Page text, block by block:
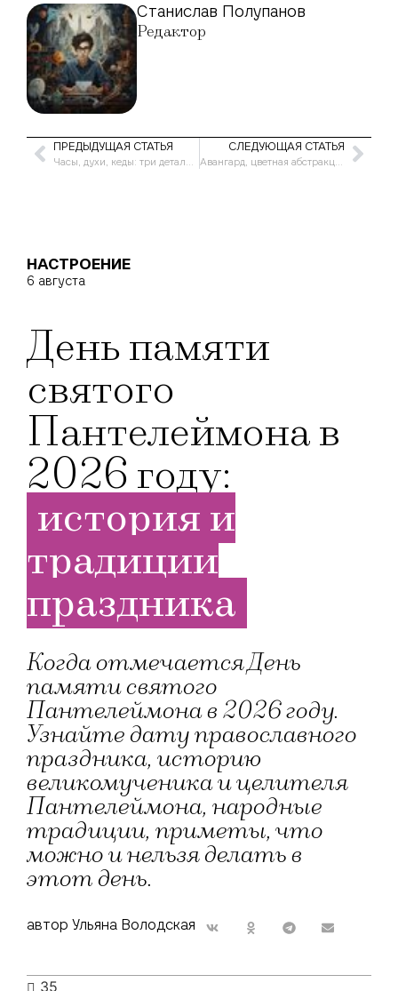
Станислав Полупанов
Редактор
ПРЕДЫДУЩАЯ СТАТЬЯ
Часы, духи, кеды: три детали, которые расскажут о вас больше, чем соцсети
СЛЕДУЮЩАЯ СТАТЬЯ
Авангард, цветная абстракция и мысли о мире: выставки для встречи лета в Казани
НАСТРОЕНИЕ
6 августа
День памяти
святого
Пантелеймона в
2026 году:
история и
традиции
праздника
Когда отмечается День
памяти святого
Пантелеймона в 2026 году.
Узнайте дату православного
праздника, историю
великомученика и целителя
Пантелеймона, народные
традиции, приметы, что
можно и нельзя делать в
этот день.
автор Ульяна Володская
35